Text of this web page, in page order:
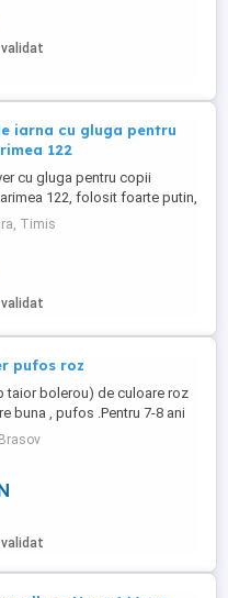
iarna cu gluga pentru
122
cu gluga pentru copii
122, folosit foarte putin,
bune.
Timis
pufos roz
taior bolerou) de culoare roz
buna , pufos .Pentru 7-8 ani
-134